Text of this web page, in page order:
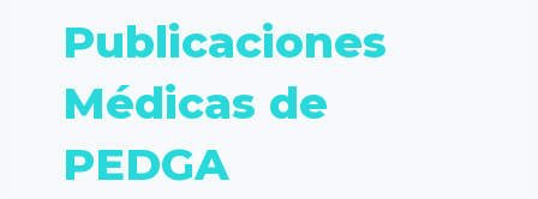
Publicaciones
Médicas de
PEDGA